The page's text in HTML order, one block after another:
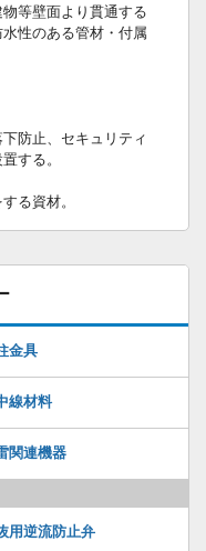
等壁面より貫通する
性のある管材・付属
防止、セキュリティ
する。
る資材。
金具
線材料
関連機器
用逆流防止弁